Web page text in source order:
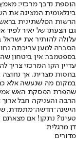
הוספת נדבך מרכזי:
בינלאומית המציגה את
הרשות הפלשתינית
גם הצעתו של יאיר לפיד
עלולה להותיר את
בספטמבר. אין ביטחון
עדיין הקו המרכזי צריך
בחסות מצרית. אך
במקום מה שנעשה אלא
שהפרת הפסקת האש
הרבה והעניקה חבל
הישנה־חדשה־מתמדת,
טעינו? נתקן! אם
דן מרגלית
מדורים